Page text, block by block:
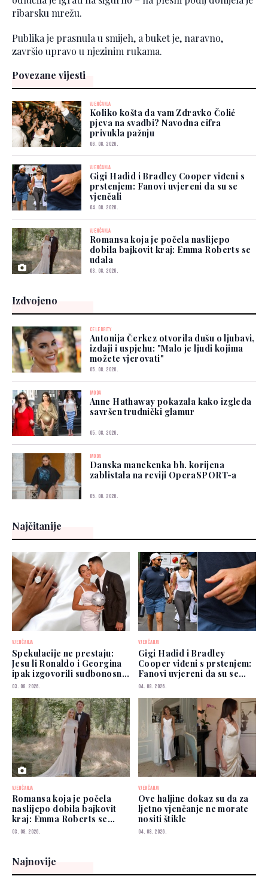
ribarsku mrežu.
Publika je prasnula u smijeh, a buket je, naravno,
završio upravo u njezinim rukama.
Povezane vijesti
VJENČANJA
Koliko košta da vam Zdravko Čolić
pjeva na svadbi? Navodna cifra
privukla pažnju
06. 08. 2026.
VJENČANJA
Gigi Hadid i Bradley Cooper viđeni s
prstenjem: Fanovi uvjereni da su se
vjenčali
04. 08. 2026.
VJENČANJA
Romansa koja je počela naslijepo
dobila bajkovit kraj: Emma Roberts se
udala
03. 08. 2026.
Izdvojeno
CELEBRITY
Antonija Čerkez otvorila dušu o ljubavi,
izdaji i uspjehu: "Malo je ljudi kojima
možete vjerovati"
05. 08. 2026.
MODA
Anne Hathaway pokazala kako izgleda
savršen trudnički glamur
05. 08. 2026.
MODA
Danska manekenka bh. korijena
zablistala na reviji OperaSPORT-a
05. 08. 2026.
Najčitanije
VJENČANJA
Spekulacije ne prestaju:
Jesu li Ronaldo i Georgina
ipak izgovorili sudbonosno
"da"?
03. 08. 2026.
VJENČANJA
Gigi Hadid i Bradley
Cooper viđeni s prstenjem:
Fanovi uvjereni da su se
vjenčali
04. 08. 2026.
VJENČANJA
Romansa koja je počela
naslijepo dobila bajkovit
kraj: Emma Roberts se
udala
03. 08. 2026.
VJENČANJA
Ove haljine dokaz su da za
ljetno vjenčanje ne morate
nositi štikle
04. 08. 2026.
Najnovije